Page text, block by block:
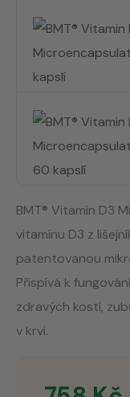
BMT® Vitamin D3
vitamínu D3 z
patentovanou
Přispívá k
zdravých kostí,
v krvi.